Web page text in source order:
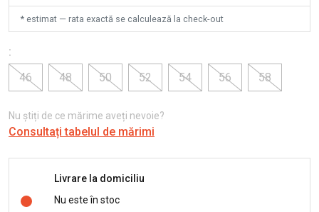
* estimat — rata exactă se calculează la check-out
:
46
48 50 52 54 56 58
Nu știți de ce mărime aveți nevoie?
Consultați tabelul de mărimi
Livrare la domiciliu
Nu este în stoc